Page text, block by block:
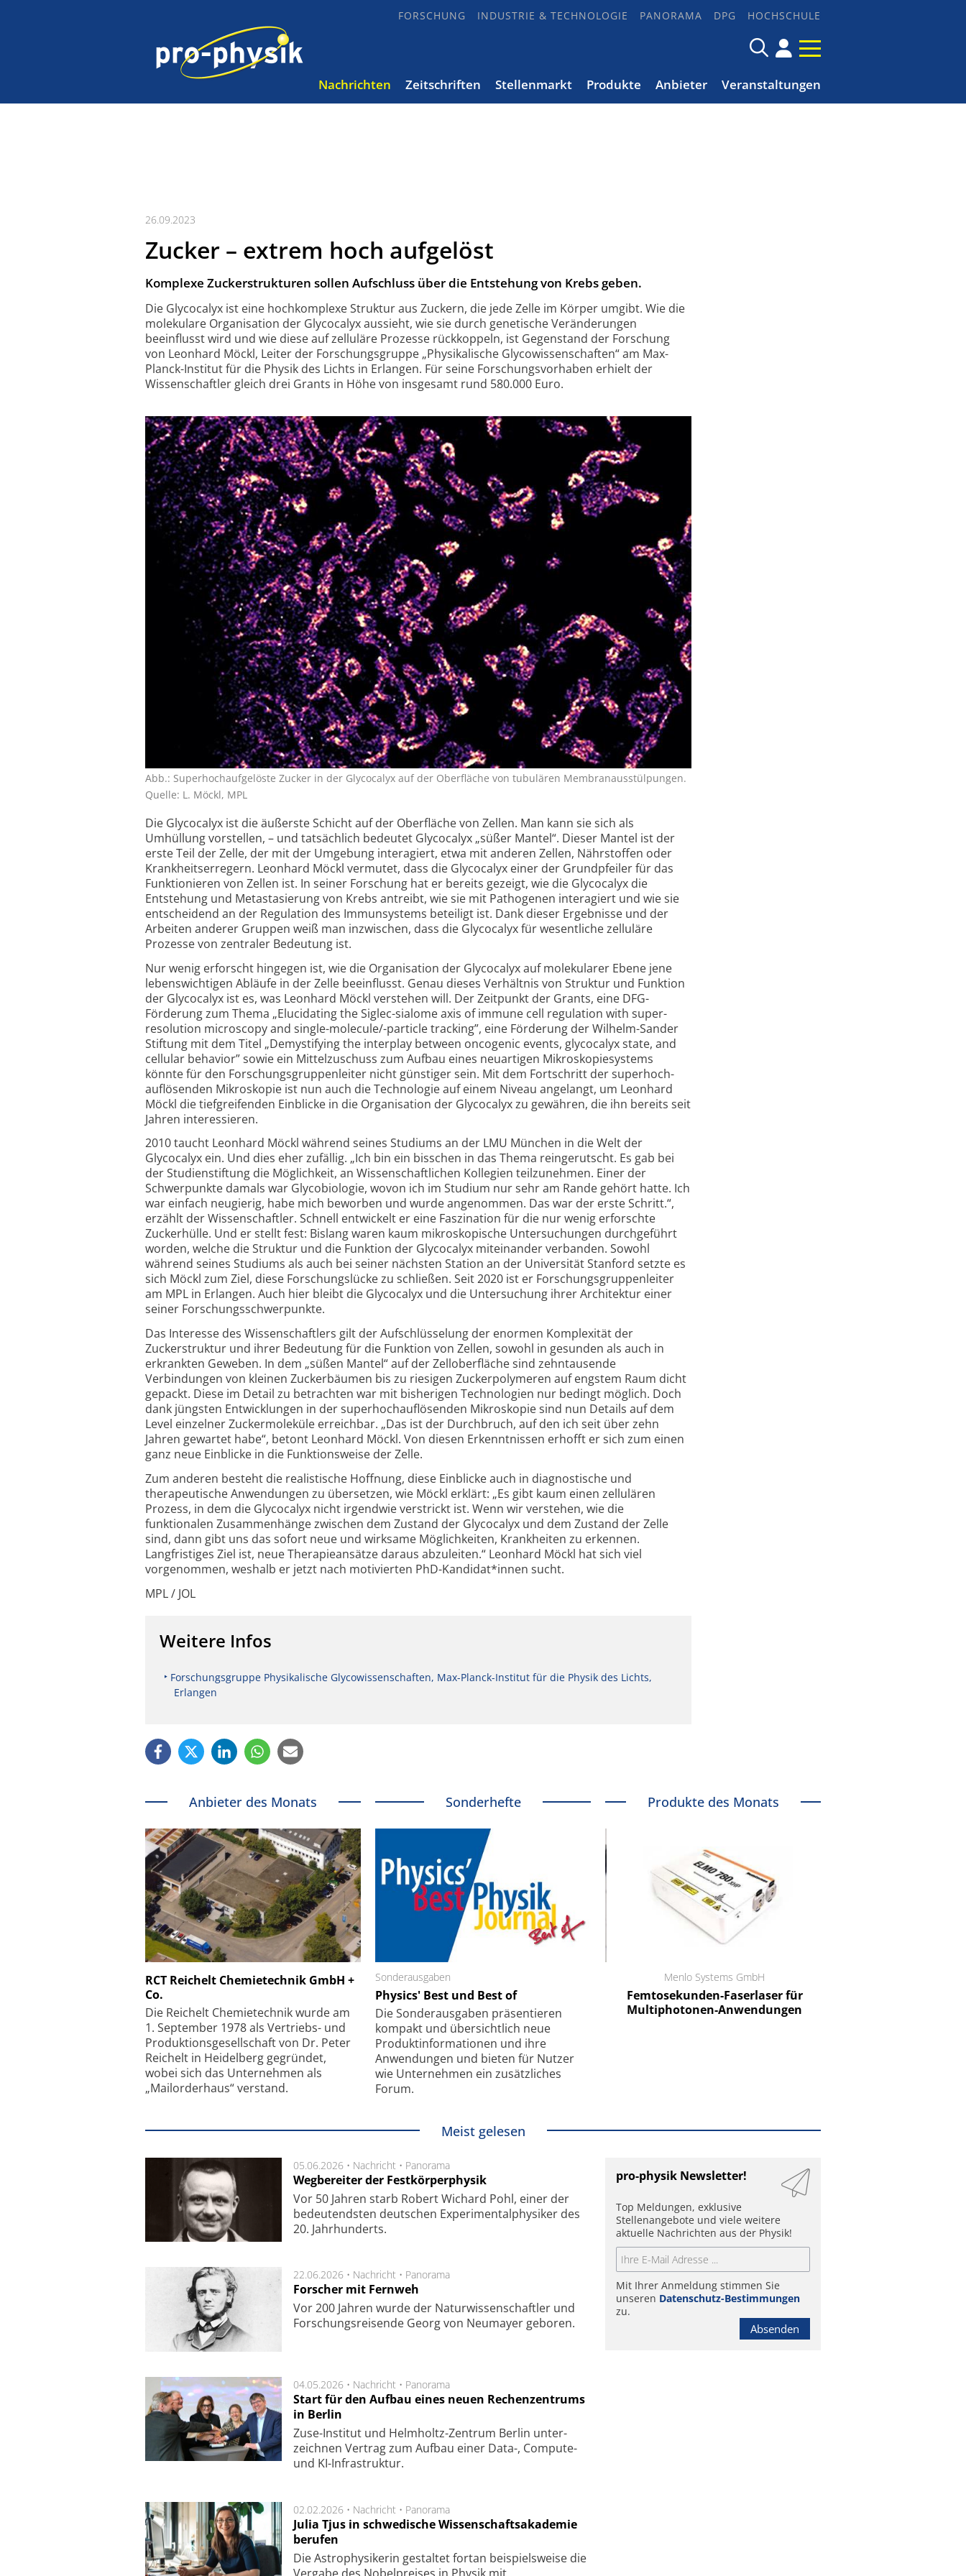
FORSCHUNG INDUSTRIE & TECHNOLOGIE PANORAMA DPG HOCHSCHULE
Nachrichten Zeitschriften Stellenmarkt Produkte Anbieter Veranstaltungen
26.09.2023
Zucker – extrem hoch aufgelöst
Komplexe Zuckerstrukturen sollen Aufschluss über die Entstehung von Krebs geben.
Die Glycocalyx ist eine hochkomplexe Struktur aus Zuckern, die jede Zelle im Körper umgibt. Wie die
molekulare Organisation der Glycocalyx aussieht, wie sie durch genetische Veränderungen
beeinflusst wird und wie diese auf zelluläre Prozesse rückkoppeln, ist Gegenstand der Forschung
von Leonhard Möckl, Leiter der Forschungsgruppe „Physikalische Glycowissenschaften“ am Max-
Planck-Institut für die Physik des Lichts in Erlangen. Für seine Forschungsvorhaben erhielt der
Wissenschaftler gleich drei Grants in Höhe von insgesamt rund 580.000 Euro.
Abb.: Superhochaufgelöste Zucker in der Glycocalyx auf der Oberfläche von tubulären Membranausstülpungen.
Quelle: L. Möckl, MPL
Die Glycocalyx ist die äußerste Schicht auf der Oberfläche von Zellen. Man kann sie sich als
Umhüllung vorstellen, – und tatsächlich bedeutet Glycocalyx „süßer Mantel“. Dieser Mantel ist der
erste Teil der Zelle, der mit der Umgebung interagiert, etwa mit anderen Zellen, Nährstoffen oder
Krankheitserregern. Leonhard Möckl vermutet, dass die Glycocalyx einer der Grundpfeiler für das
Funktionieren von Zellen ist. In seiner Forschung hat er bereits gezeigt, wie die Glycocalyx die
Entstehung und Metastasierung von Krebs antreibt, wie sie mit Pathogenen interagiert und wie sie
entscheidend an der Regulation des Immunsystems beteiligt ist. Dank dieser Ergebnisse und der
Arbeiten anderer Gruppen weiß man inzwischen, dass die Glycocalyx für wesentliche zelluläre
Prozesse von zentraler Bedeutung ist.
Nur wenig erforscht hingegen ist, wie die Organisation der Glycocalyx auf molekularer Ebene jene
lebenswichtigen Abläufe in der Zelle beeinflusst. Genau dieses Verhältnis von Struktur und Funktion
der Glycocalyx ist es, was Leonhard Möckl verstehen will. Der Zeitpunkt der Grants, eine DFG-
Förderung zum Thema „Elucidating the Siglec-sialome axis of immune cell regulation with super-
resolution microscopy and single-molecule/-particle tracking”, eine Förderung der Wilhelm-Sander
Stiftung mit dem Titel „Demystifying the interplay between oncogenic events, glycocalyx state, and
cellular behavior” sowie ein Mittelzuschuss zum Aufbau eines neuartigen Mikroskopie­systems
könnte für den Forschungs­gruppenleiter nicht günstiger sein. Mit dem Fortschritt der superhoch­
auflösenden Mikroskopie ist nun auch die Technologie auf einem Niveau angelangt, um Leonhard
Möckl die tiefgreifenden Einblicke in die Organisation der Glycocalyx zu gewähren, die ihn bereits seit
Jahren interessieren.
2010 taucht Leonhard Möckl während seines Studiums an der LMU München in die Welt der
Glycocalyx ein. Und dies eher zufällig. „Ich bin ein bisschen in das Thema reingerutscht. Es gab bei
der Studienstiftung die Möglichkeit, an Wissen­schaftlichen Kollegien teilzunehmen. Einer der
Schwerpunkte damals war Glycobiologie, wovon ich im Studium nur sehr am Rande gehört hatte. Ich
war einfach neugierig, habe mich beworben und wurde angenommen. Das war der erste Schritt.“,
erzählt der Wissenschaftler. Schnell entwickelt er eine Faszination für die nur wenig erforschte
Zuckerhülle. Und er stellt fest: Bislang waren kaum mikro­skopische Untersuchungen durchgeführt
worden, welche die Struktur und die Funktion der Glycocalyx miteinander verbanden. Sowohl
während seines Studiums als auch bei seiner nächsten Station an der Universität Stanford setzte es
sich Möckl zum Ziel, diese Forschungslücke zu schließen. Seit 2020 ist er Forschungsgruppenleiter
am MPL in Erlangen. Auch hier bleibt die Glycocalyx und die Untersuchung ihrer Architektur einer
seiner Forschungsschwerpunkte.
Das Interesse des Wissenschaftlers gilt der Aufschlüsselung der enormen Komplexität der
Zuckerstruktur und ihrer Bedeutung für die Funktion von Zellen, sowohl in gesunden als auch in
erkrankten Geweben. In dem „süßen Mantel“ auf der Zelloberfläche sind zehntausende
Verbindungen von kleinen Zuckerbäumen bis zu riesigen Zucker­polymeren auf engstem Raum dicht
gepackt. Diese im Detail zu betrachten war mit bisherigen Technologien nur bedingt möglich. Doch
dank jüngsten Entwicklungen in der superhoch­auflösenden Mikroskopie sind nun Details auf dem
Level einzelner Zuckermoleküle erreichbar. „Das ist der Durchbruch, auf den ich seit über zehn
Jahren gewartet habe“, betont Leonhard Möckl. Von diesen Erkenntnissen erhofft er sich zum einen
ganz neue Einblicke in die Funktionsweise der Zelle.
Zum anderen besteht die realistische Hoffnung, diese Einblicke auch in diagnostische und
therapeutische Anwendungen zu übersetzen, wie Möckl erklärt: „Es gibt kaum einen zellulären
Prozess, in dem die Glycocalyx nicht irgendwie verstrickt ist. Wenn wir verstehen, wie die
funktionalen Zusammen­hänge zwischen dem Zustand der Glycocalyx und dem Zustand der Zelle
sind, dann gibt uns das sofort neue und wirksame Möglichkeiten, Krankheiten zu erkennen.
Langfristiges Ziel ist, neue Therapie­ansätze daraus abzuleiten.“ Leonhard Möckl hat sich viel
vorgenommen, weshalb er jetzt nach motivierten PhD-Kandidat*innen sucht.
MPL / JOL
Weitere Infos
Forschungsgruppe Physikalische Glycowissenschaften, Max-Planck-Institut für die Physik des Lichts,
Erlangen
Anbieter des Monats
RCT Reichelt Chemietechnik GmbH +
Co.
Die Reichelt Chemietechnik wurde am
1. September 1978 als Vertriebs- und
Produktionsgesellschaft von Dr. Peter
Reichelt in Heidelberg gegründet,
wobei sich das Unternehmen als
„Mailorderhaus“ verstand.
Sonderhefte
Sonderausgaben
Physics' Best und Best of
Die Sonder­ausgaben präsentieren
kompakt und übersichtlich neue
Produkt­informationen und ihre
Anwendungen und bieten für Nutzer
wie Unternehmen ein zusätzliches
Forum.
Produkte des Monats
Schäfter + Kirchhoff GmbH
Feinfokussierungsmechanismus
Elektronenmikroskopie auf
kleinstem Raum
Menlo Systems GmbH
Femtosekunden-Faserlaser für
Multiphotonen-Anwendungen
Meist gelesen
05.06.2026 • Nachricht • Panorama
Wegbereiter der Festkörperphysik
Vor 50 Jahren starb Robert Wichard Pohl, einer der
bedeutendsten deutschen Experimentalphysiker des
20. Jahrhunderts.
22.06.2026 • Nachricht • Panorama
Forscher mit Fernweh
Vor 200 Jahren wurde der Naturwissenschaftler und
Forschungsreisende Georg von Neumayer geboren.
04.05.2026 • Nachricht • Panorama
Start für den Aufbau eines neuen Rechenzentrums
in Berlin
Zuse-Insti­tut und Helm­holtz-Zen­trum Ber­lin un­ter­
zeich­nen Ver­trag zum Auf­bau einer Data-, Compute-
und KI-Infra­struk­tur.
02.02.2026 • Nachricht • Panorama
Julia Tjus in schwedische Wissenschaftsakademie
berufen
Die Astro­physi­kerin ge­stal­tet fort­an bei­spiels­wei­se die
pro-physik Newsletter!
Top Meldungen, exklusive
Stellenangebote und viele weitere
aktuelle Nachrichten aus der Physik!
Mit Ihrer Anmeldung stimmen Sie
unseren Datenschutz-Bestimmungen
zu.
Absenden